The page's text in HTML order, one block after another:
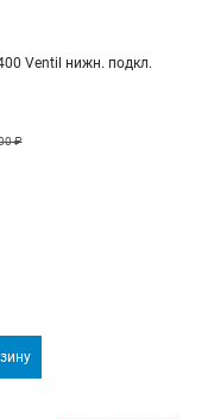
Ventil нижн. подкл.
₽